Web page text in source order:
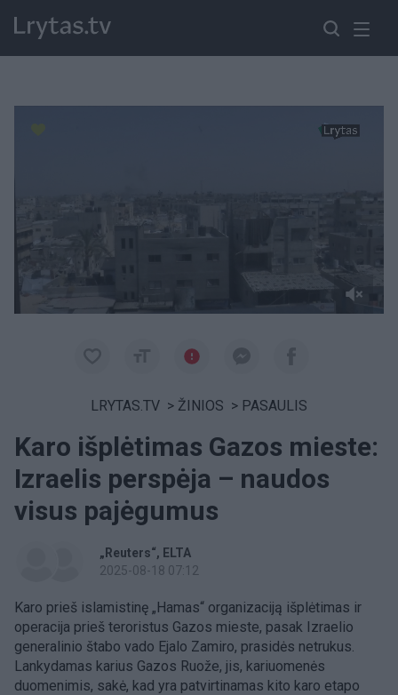
LRYTAS.TV > ŽINIOS > PASAULIS
Karo išplėtimas Gazos mieste:
Izraelis perspėja – naudos
visus pajėgumus
„Reuters“
ELTA
2025-08-18 07:12
Karo prieš islamistinę „Hamas“ organizaciją išplėtimas ir
operacija prieš teroristus Gazos mieste, pasak Izraelio
generalinio štabo vado Ejalo Zamiro, prasidės netrukus.
Lankydamas karius Gazos Ruože, jis, kariuomenės
duomenimis, sakė, kad yra patvirtinamas kito karo etapo